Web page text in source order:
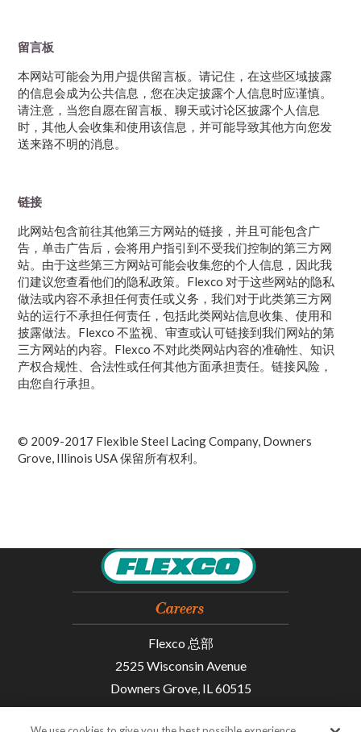
留言板
本网站可能会为用户提供留言板。请记住，在这些区域披露
的信息会成为公共信息，您在决定披露个人信息时应谨慎。
请注意，当您自愿在留言板、聊天或讨论区披露个人信息
时，其他人会收集和使用该信息，并可能导致其他方向您发
送来路不明的消息。
链接
此网站包含前往其他第三方网站的链接，并且可能包含广
告，单击广告后，会将用户指引到不受我们控制的第三方网
站。由于这些第三方网站可能会收集您的个人信息，因此我
们建议您查看他们的隐私政策。Flexco 对于这些网站的隐私
做法或内容不承担任何责任或义务，我们对于此类第三方网
站的运行不承担任何责任，包括此类网站信息收集、使用和
披露做法。Flexco 不监视、审查或认可链接到我们网站的第
三方网站的内容。Flexco 不对此类网站内容的准确性、知识
产权合规性、合法性或任何其他方面承担责任。链接风险，
由您自行承担。
© 2009-2017 Flexible Steel Lacing Company, Downers
Grove, Illinois USA 保留所有权利。
Flexco 总部
2525 Wisconsin Avenue
Downers Grove, IL 60515